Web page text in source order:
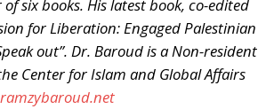
six books. His latest book, co-edited
for Liberation: Engaged Palestinian
out”. Dr. Baroud is a Non-resident
Center for Islam and Global Affairs